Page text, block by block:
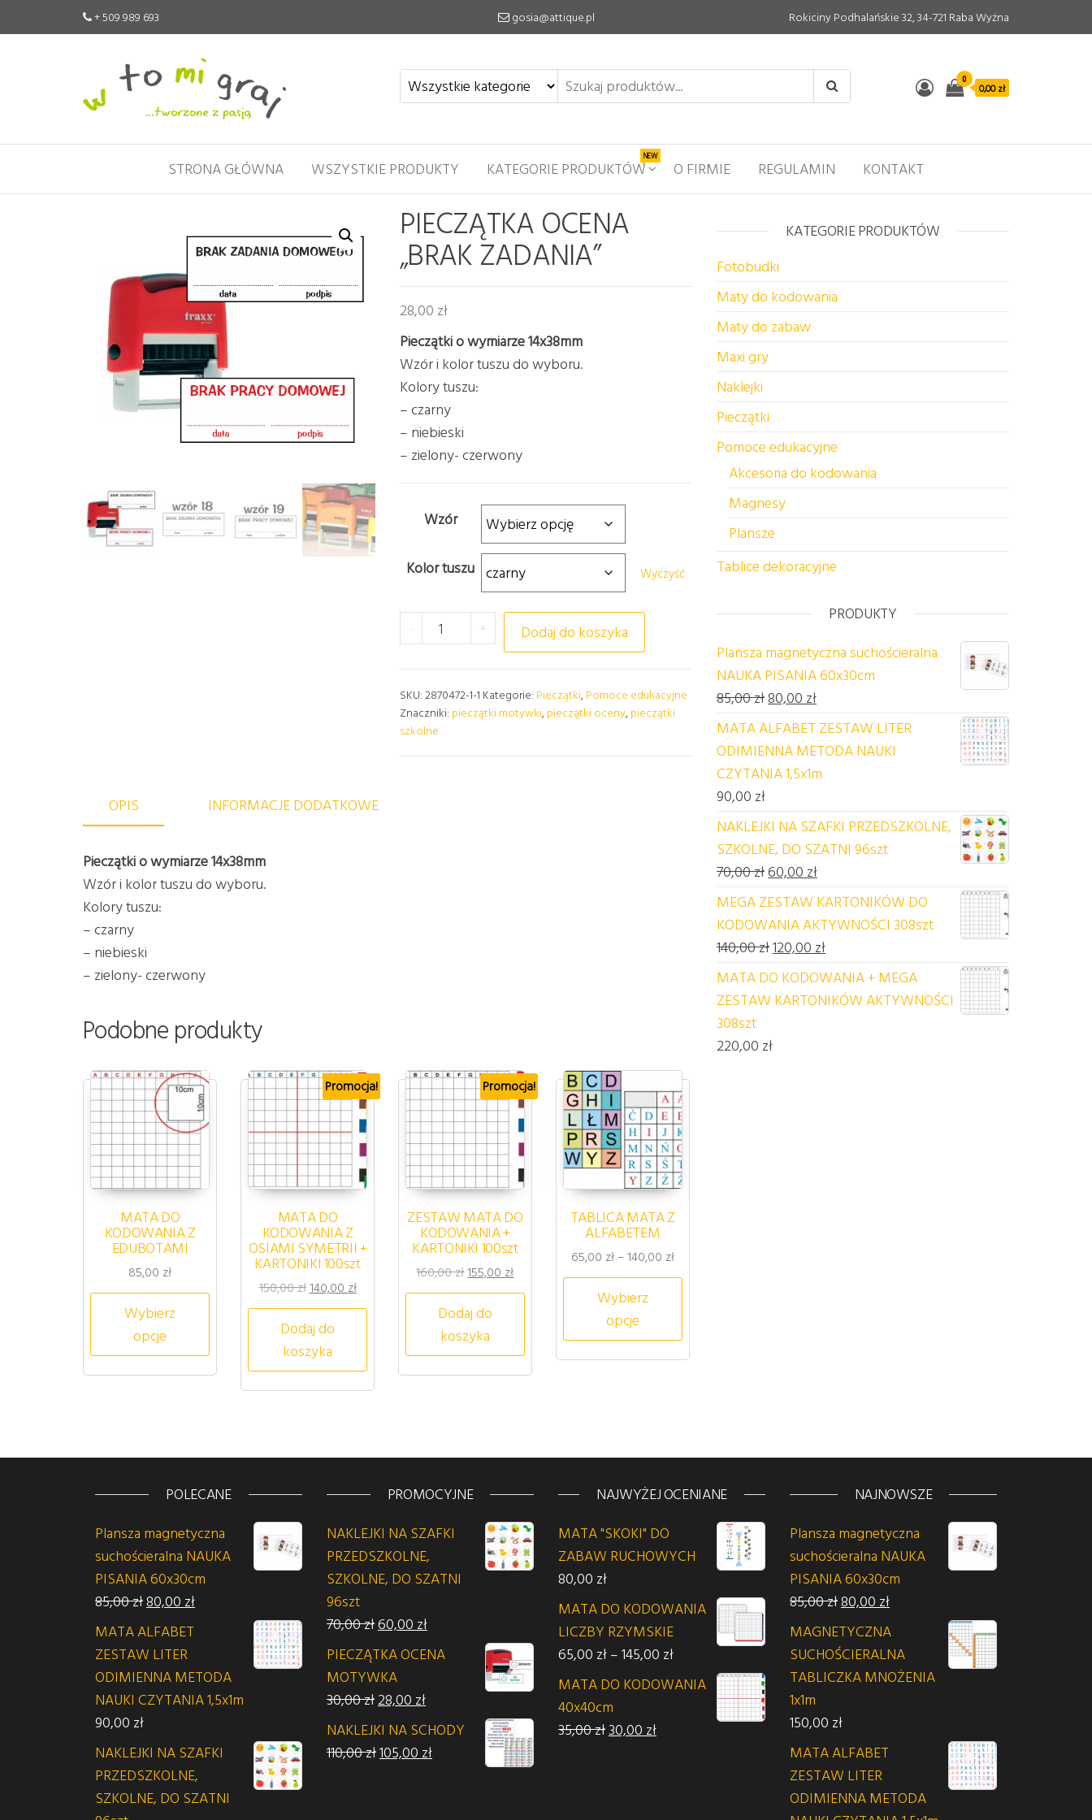
+ 509 989 693 gosia@attique.pl Rokiciny Podhalańskie 32, 34-721 Raba Wyżna
graj
0
0,00 zł
STRONA GŁÓWNA WSZYSTKIE PRODUKTY KATEGORIE PRODUKTÓW
NEW
O FIRMIE REGULAMIN KONTAKT
PIECZĄTKA OCENA
„BRAK ZADANIA”
28,00 zł
Pieczątki o wymiarze14x38mm
Wzór i kolor tuszu do wyboru.
Kolory tuszu:
– czarny
– niebieski
– zielony- czerwony
Wzór
Kolor tuszu Wyczyść
- ilość PIECZĄTKA OCENA "BRAK ZADANIA"
+ Dodaj do koszyka
SKU:2870472-1-1 Kategorie: Pieczątki,Pomoce edukacyjne
Znaczniki: pieczątki motywki,pieczątki oceny,pieczątki
szkolne
OPIS INFORMACJE DODATKOWE
Pieczątki o wymiarze14x38mm
Wzór i kolor tuszu do wyboru.
Kolory tuszu:
– czarny
– niebieski
– zielony- czerwony
Podobne produkty
MATA DO
KODOWANIA Z
EDUBOTAMI
85,00 zł
Wybierz
opcje
Ten produkt ma wiele wariantów. Opcje można wybrać na stronie produktu
Promocja!
MATA DO
KODOWANIA Z
OSIAMI SYMETRII +
KARTONIKI 100szt
150,00złPierwotna cena wynosiła: 150,00 zł.
140,00 złAktualna cena wynosi: 140,00 zł.
Dodaj do
koszyka
Promocja!
ZESTAW MATA DO
KODOWANIA +
KARTONIKI 100szt
160,00złPierwotna cena wynosiła: 160,00 zł.
155,00 złAktualna cena wynosi: 155,00 zł.
Dodaj do
koszyka
TABLICA MATA Z
ALFABETEM
65,00 zł –140,00 złZakres cen: od 65,00 zł do 140,00 zł
Wybierz
opcje
Ten produkt ma wiele wariantów. Opcje można wybrać na stronie
KATEGORIE PRODUKTÓW
Fotobudki
Maty do kodowania
Maty do zabaw
Maxi gry
Naklejki
Pieczątki
Pomoce edukacyjne
Akcesoria do kodowania
Magnesy
Plansze
Tablice dekoracyjne
PRODUKTY
Plansza magnetyczna suchościeralna
NAUKA PISANIA 60x30cm
85,00złPierwotna cena wynosiła: 85,00 zł.
80,00 złAktualna cena wynosi: 80,00 zł.
MATA ALFABET ZESTAW LITER
ODIMIENNA METODA NAUKI
CZYTANIA 1,5x1m
90,00 zł
NAKLEJKI NA SZAFKI PRZEDSZKOLNE,
SZKOLNE, DO SZATNI 96szt
70,00złPierwotna cena wynosiła: 70,00 zł.
60,00 złAktualna cena wynosi: 60,00 zł.
MEGA ZESTAW KARTONIKÓW DO
KODOWANIA AKTYWNOŚCI 308szt
140,00złPierwotna cena wynosiła: 140,00 zł.
120,00 złAktualna cena wynosi: 120,00 zł.
MATA DO KODOWANIA + MEGA
ZESTAW KARTONIKÓW AKTYWNOŚCI
308szt
220,00 zł
POLECANE
Plansza magnetyczna
suchościeralna NAUKA
PISANIA 60x30cm
85,00złPierwotna cena wynosiła: 85,00 zł.
80,00 złAktualna cena wynosi: 80,00 zł.
MATA ALFABET
ZESTAW LITER
ODIMIENNA METODA
NAUKI CZYTANIA 1,5x1m
90,00 zł
NAKLEJKI NA SZAFKI
PRZEDSZKOLNE,
SZKOLNE, DO SZATNI
PROMOCYJNE
NAKLEJKI NA SZAFKI
PRZEDSZKOLNE,
SZKOLNE, DO SZATNI
96szt
70,00złPierwotna cena wynosiła: 70,00 zł.
60,00 złAktualna cena wynosi: 60,00 zł.
PIECZĄTKA OCENA
MOTYWKA
30,00złPierwotna cena wynosiła: 30,00 zł.
28,00 złAktualna cena wynosi: 28,00 zł.
NAKLEJKI NA SCHODY
110,00złPierwotna cena wynosiła: 110,00 zł.
105,00 złAktualna cena wynosi: 105,00 zł.
NAJWYŻEJ OCENIANE
MATA "SKOKI" DO
ZABAW RUCHOWYCH
80,00 zł
MATA DO KODOWANIA
LICZBY RZYMSKIE
65,00 zł–145,00 złZakres cen: od 65,00 zł do 145,00 zł
MATA DO KODOWANIA
40x40cm
35,00złPierwotna cena wynosiła: 35,00 zł.
30,00 złAktualna cena wynosi: 30,00 zł.
NAJNOWSZE
Plansza magnetyczna
suchościeralna NAUKA
PISANIA 60x30cm
85,00złPierwotna cena wynosiła: 85,00 zł.
80,00 złAktualna cena wynosi: 80,00 zł.
MAGNETYCZNA
SUCHOŚCIERALNA
TABLICZKA MNOŻENIA
1x1m
150,00 zł
MATA ALFABET
ZESTAW LITER
ODIMIENNA METODA